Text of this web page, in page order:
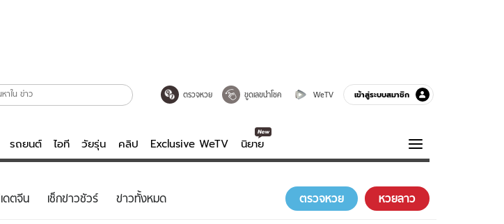
ตรวจหวย ขูดเลขนำโชค WeTV เข้าสู่ระบบสมาชิก
รถยนต์ ไอที วัยรุ่น คลิป Exclusive WeTV นิยาย
สไตล์ บันเทิงครบรส ความรู้รอบตัว
ฮาวทู
ดตจีน เช็กข่าวชัวร์ ข่าวทั้งหมด ตรวจหวย หวยลาว